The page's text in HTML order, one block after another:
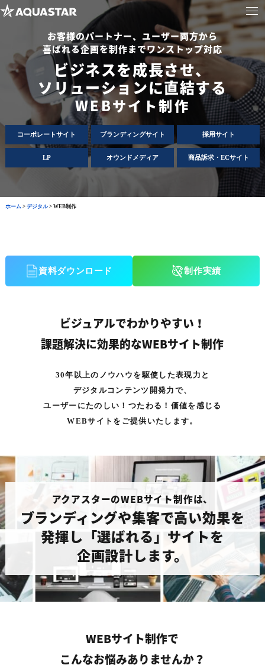
お客様のパートナー、ユーザー両方から
喜ばれる企画を制作までワンストップ対応
ビジネスを成長させ、
ソリューションに直結する
WEBサイト制作
コーポレートサイト ブランディングサイト 採用サイト
LP オウンドメディア 商品訴求・ECサイト
ホーム> デジタル> WEB制作
資料ダウンロード 制作実績
ビジュアルでわかりやすい！
課題解決に効果的なWEBサイト制作
30年以上のノウハウを駆使した表現力と
デジタルコンテンツ開発力で、
ユーザーにたのしい！つたわる！価値を感じる
WEBサイトをご提供いたします。
アクアスターのWEBサイト制作は、
ブランディングや集客で高い効果を
発揮し 「選ばれる」サイトを
企画設計します。
WEBサイト制作で
こんなお悩みありませんか？